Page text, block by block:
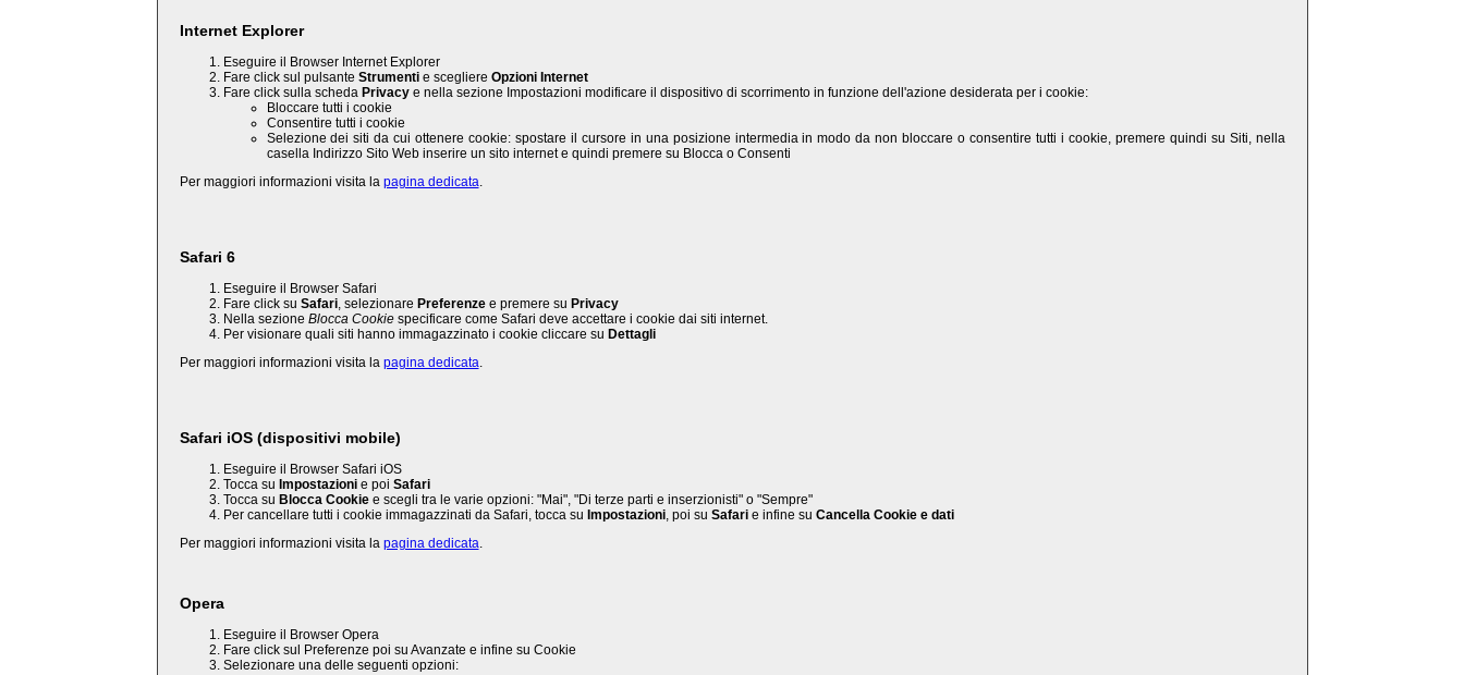
Internet Explorer
Eseguire il Browser Internet Explorer
Fare click sul pulsante Strumentie scegliere Opzioni Internet
Fare click sulla scheda Privacye nella sezione Impostazioni modificare il dispositivo di scorrimento in funzione dell'azione desiderata per i cookie:
Bloccare tutti i cookie
Consentire tutti i cookie
Selezione dei siti da cui ottenere cookie: spostare il cursore in una posizione intermedia in modo da non bloccare o consentire tutti i cookie, premere quindi su Siti, nella
casella Indirizzo Sito Web inserire un sito internet e quindi premere su Blocca o Consenti
Per maggiori informazioni visita la pagina dedicata.
Safari 6
Eseguire il Browser Safari
Fare click su Safari, selezionare Preferenzee premere su Privacy
Nella sezione Blocca Cookiespecificare come Safari deve accettare i cookie dai siti internet.
Per visionare quali siti hanno immagazzinato i cookie cliccare su Dettagli
Per maggiori informazioni visita la pagina dedicata.
Safari iOS (dispositivi mobile)
Eseguire il Browser Safari iOS
Tocca su Impostazionie poi Safari
Tocca su Blocca Cookiee scegli tra le varie opzioni: "Mai", "Di terze parti e inserzionisti" o "Sempre"
Per cancellare tutti i cookie immagazzinati da Safari, tocca su Impostazioni, poi su Safarie infine su Cancella Cookie e dati
Per maggiori informazioni visita la pagina dedicata.
Opera
Eseguire il Browser Opera
Fare click sul Preferenze poi su Avanzate e infine su Cookie
Selezionare una delle seguenti opzioni: